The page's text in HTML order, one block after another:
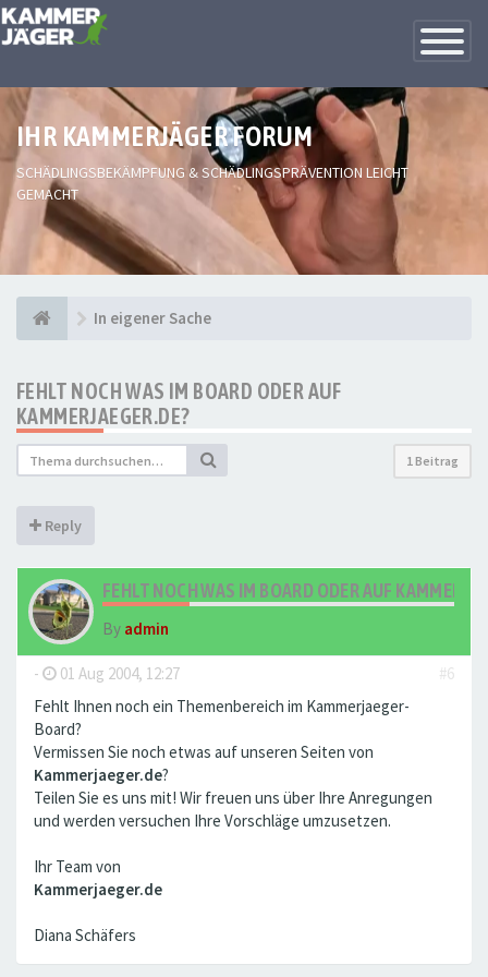
Toggle
IHR KAMMERJÄGER FORUM
SCHÄDLINGSBEKÄMPFUNG & SCHÄDLINGSPRÄVENTION LEICHT
GEMACHT
In eigener Sache
FEHLT NOCH WAS IM BOARD ODER AUF
KAMMERJAEGER.DE?
1 Beitrag
Reply
FEHLT NOCH WAS IM BOARD ODER AUF
By admin
- 01 Aug 2004, 12:27
#6
Fehlt Ihnen noch ein Themenbereich im Kammerjaeger-
Board?
Vermissen Sie noch etwas auf unseren Seiten von
Kammerjaeger.de?
Teilen Sie es uns mit! Wir freuen uns über Ihre Anregungen
und werden versuchen Ihre Vorschläge umzusetzen.
Ihr Team von
Kammerjaeger.de
Diana Schäfers